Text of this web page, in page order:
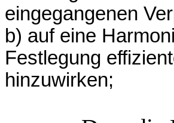
eingegangenen
b) auf eine
Festlegung
hinzuwirken;